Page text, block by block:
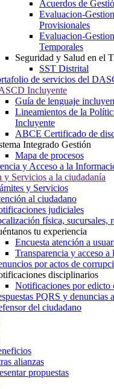
Acuerdos de
Evaluacion-
Provisionales
Evaluacion-
Temporales
Seguridad y Salud en el
SST Distrital
de servicios del
Incluyente
Guía de lenguaje
Lineamientos de la
Incluyente
ABCE Certificado de
Integrado Gestión
Mapa de procesos
y Acceso a la
y Servicios a la ciudadanía
y Servicios
al ciudadano
judiciales
física, sucursales,
tu experiencia
Encuesta atención a
Transparencia y acceso
por actos de
disciplinarios
Notificaciones por edicto
PQRS y denuncias
del ciudadano
alianzas
propuestas